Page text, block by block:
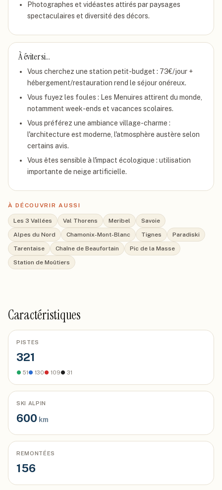
Photographes et vidéastes attirés par paysages
spectaculaires et diversité des décors.
À éviter si…
Vous cherchez une station petit-budget : 73€/jour +
hébergement/restauration rend le séjour onéreux.
Vous fuyez les foules : Les Menuires attirent du monde,
notamment week-ends et vacances scolaires.
Vous préférez une ambiance village-charme :
l'architecture est moderne, l'atmosphère austère selon
certains avis.
Vous êtes sensible à l'impact écologique : utilisation
importante de neige artificielle.
À DÉCOUVRIR AUSSI
Les 3 Vallées Val Thorens Meribel
Savoie
Alpes du Nord
Chamonix-Mont-Blanc Tignes
Paradiski
Tarentaise
Chaîne de Beaufortain
Pic de la Masse
Station de Moûtiers
Caractéristiques
PISTES
321
● 51● 130● 109● 31
SKI ALPIN
600 km
REMONTÉES
156